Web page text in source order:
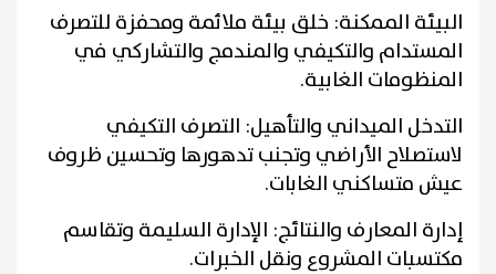
البيئة الممكنة: خلق بيئة ملائمة ومحفزة للتصرف
المستدام والتكيفي والمندمج والتشاركي في
المنظومات الغابية.
التدخل الميداني والتأهيل: التصرف التكيفي
لاستصلاح الأراضي وتجنب تدهورها وتحسين ظروف
عيش متساكني الغابات.
إدارة المعارف والنتائج: الإدارة السليمة وتقاسم
مكتسبات المشروع ونقل الخبرات.